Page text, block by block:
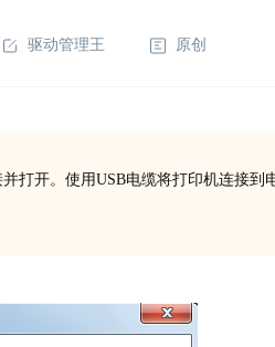
驱动管理王 原创
打开。使用USB电缆将打印机连接